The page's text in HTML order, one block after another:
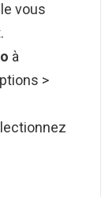
vous
à
>